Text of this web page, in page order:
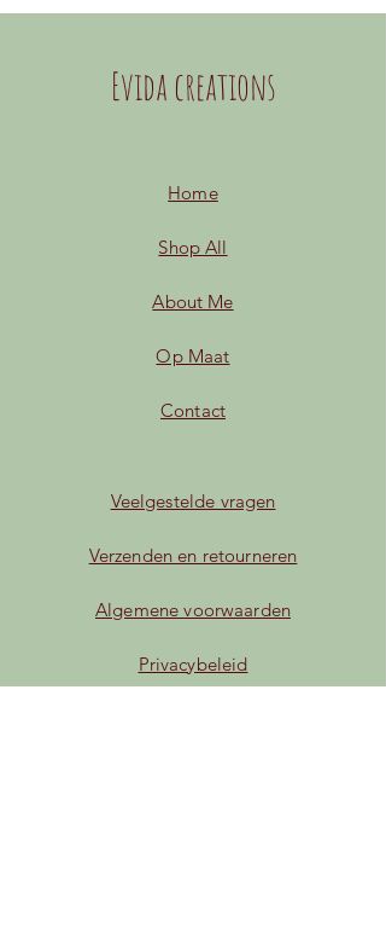
Evida creations
Home
Shop All
About Me
Op Maat
Contact
Veelgestelde vragen
Verzenden en retourneren
Algemene voorwaarden
Privacybeleid